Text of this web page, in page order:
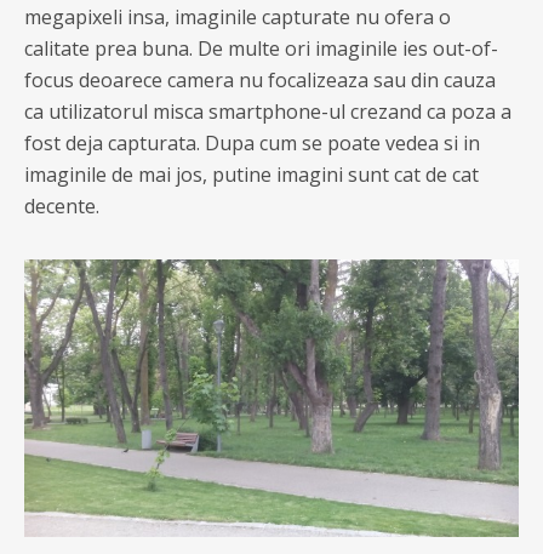
megapixeli insa, imaginile capturate nu ofera o
calitate prea buna. De multe ori imaginile ies out-of-
focus deoarece camera nu focalizeaza sau din cauza
ca utilizatorul misca smartphone-ul crezand ca poza a
fost deja capturata. Dupa cum se poate vedea si in
imaginile de mai jos, putine imagini sunt cat de cat
decente.